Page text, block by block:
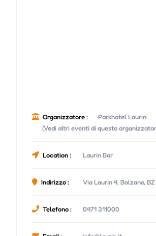
Organizzatore :
Parkhotel Laurin
(Vedi altri eventi di questo
Location : Laurin Bar
Indirizzo : Via Laurin 4, Bolzano, BZ
Telefono : 0471 311000